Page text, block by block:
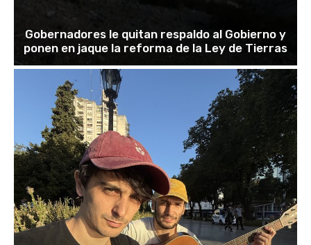
Gobernadores le quitan respaldo al Gobierno y
ponen en jaque la reforma de la Ley de Tierras